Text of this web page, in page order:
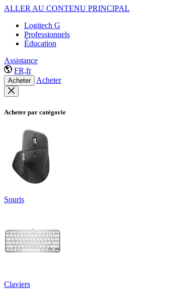
ALLER AU CONTENU PRINCIPAL
Logitech G
Professionnels
Éducation
Assistance
FR,fr
Acheter Acheter
Acheter par catégorie
Souris
Claviers